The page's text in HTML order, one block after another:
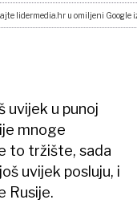
lidermedia.hr u omiljeni Google
uvijek u punoj
mnoge
to tržište, sada
uvijek posluju, i
Rusije.